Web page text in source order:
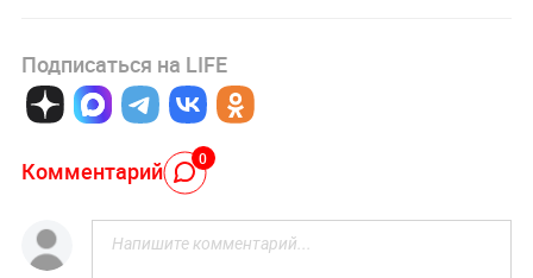
Подписаться на LIFE
Комментарий 0